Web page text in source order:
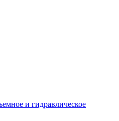
и гидравлическое